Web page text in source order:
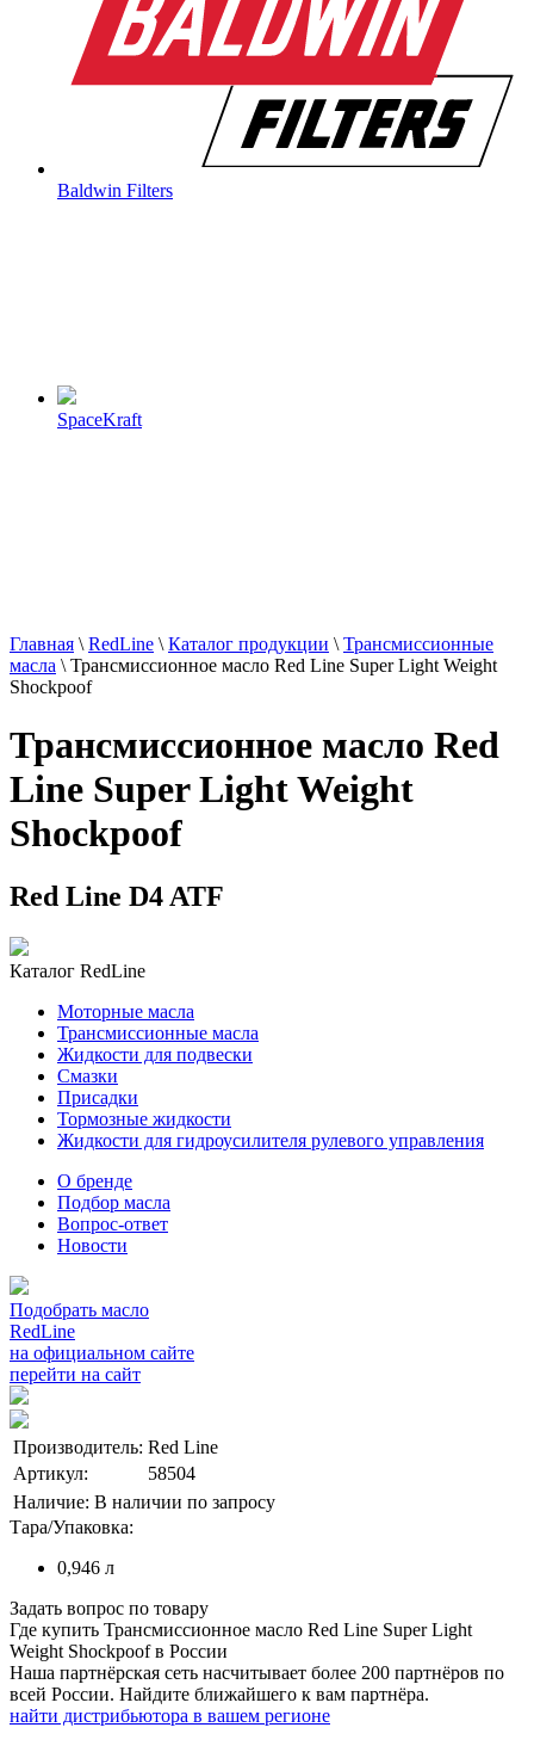
Baldwin Filters
SpaceKraft
Главная \ RedLine \ Каталог продукции \ Трансмиссионные
масла \ Трансмиссионное масло Red Line Super Light Weight
Shockpoof
Трансмиссионное масло Red
Line Super Light Weight
Shockpoof
Red Line D4 ATF
Каталог RedLine
Моторные масла
Трансмиссионные масла
Жидкости для подвески
Смазки
Присадки
Тормозные жидкости
Жидкости для гидроусилителя рулевого управления
О бренде
Подбор масла
Вопрос-ответ
Новости
Подобрать масло
RedLine
на официальном сайте
перейти на сайт
Производитель: Red Line
Артикул:
58504
Наличие: В наличии по запросу
Тара/Упаковка:
0,946 л
Задать вопрос по товару
Где купить Трансмиссионное масло Red Line Super Light
Weight Shockpoof в России
Наша партнёрская сеть насчитывает более 200 партнёров по
всей России. Найдите ближайшего к вам партнёра.
найти дистрибьютора в вашем регионе